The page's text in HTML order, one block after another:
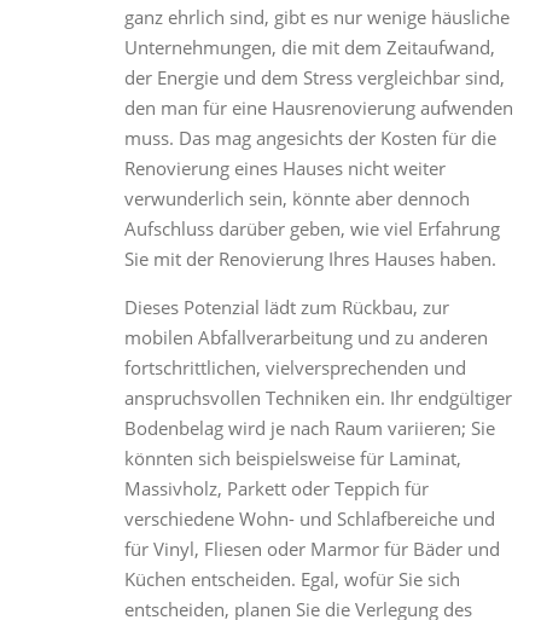
ganz ehrlich sind, gibt es nur wenige häusliche
Unternehmungen, die mit dem Zeitaufwand,
der Energie und dem Stress vergleichbar sind,
den man für eine Hausrenovierung aufwenden
muss. Das mag angesichts der Kosten für die
Renovierung eines Hauses nicht weiter
verwunderlich sein, könnte aber dennoch
Aufschluss darüber geben, wie viel Erfahrung
Sie mit der Renovierung Ihres Hauses haben.
Dieses Potenzial lädt zum Rückbau, zur
mobilen Abfallverarbeitung und zu anderen
fortschrittlichen, vielversprechenden und
anspruchsvollen Techniken ein. Ihr endgültiger
Bodenbelag wird je nach Raum variieren; Sie
könnten sich beispielsweise für Laminat,
Massivholz, Parkett oder Teppich für
verschiedene Wohn- und Schlafbereiche und
für Vinyl, Fliesen oder Marmor für Bäder und
Küchen entscheiden. Egal, wofür Sie sich
entscheiden, planen Sie die Verlegung des